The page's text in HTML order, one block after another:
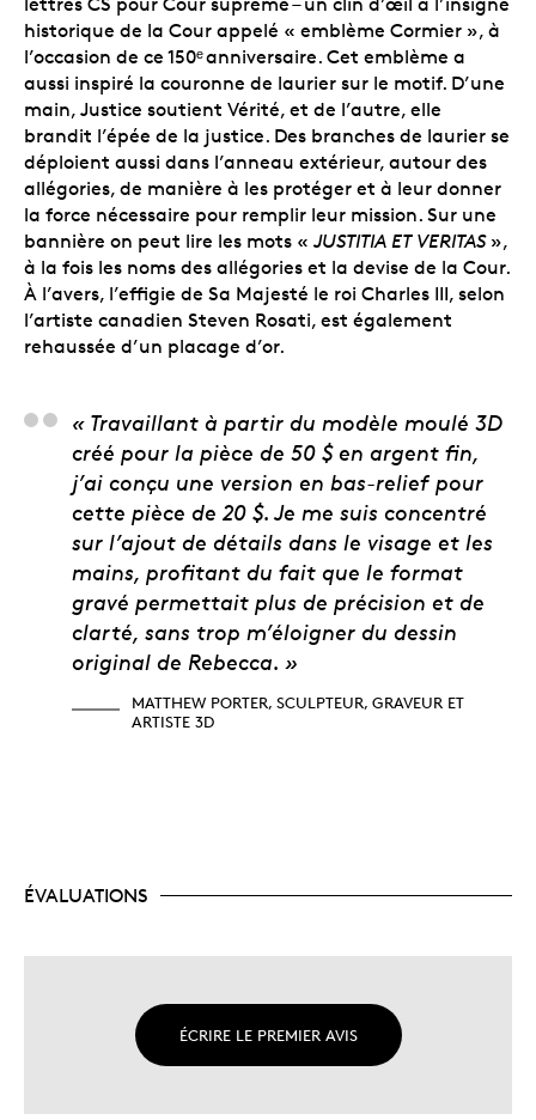
historique de la Cour appelé « emblème Cormier », à
l’occasion de ce 150ᵉanniversaire. Cet emblème a
aussi inspiré la couronne de laurier sur le motif. D’une
main, Justice soutient Vérité, et de l’autre, elle
brandit l’épée de la justice. Des branches de laurier se
déploient aussi dans l’anneau extérieur, autour des
allégories, de manière à les protéger et à leur donner
la force nécessaire pour remplir leur mission. Sur une
bannière on peut lire les mots « JUSTITIA ET VERITAS»,
à la fois les noms des allégories et la devise de la Cour.
À l’avers, l’effigie de Sa Majesté le roi Charles III, selon
l’artiste canadien Steven Rosati, est également
rehaussée d’un placage d’or.
Matthew Porter,
« Travaillant à partir du modèle moulé 3D
créé pour la pièce de 50 $ en argent fin,
j’ai conçu une version en bas-relief pour
cette pièce de 20 $. Je me suis concentré
sur l’ajout de détails dans le visage et les
mains, profitant du fait que le format
gravé permettait plus de précision et de
clarté, sans trop m’éloigner du dessin
original de Rebecca. »
MATTHEW PORTER, SCULPTEUR, GRAVEUR ET
ARTISTE 3D
ÉVALUATIONS
ÉCRIRE LE PREMIER AVIS